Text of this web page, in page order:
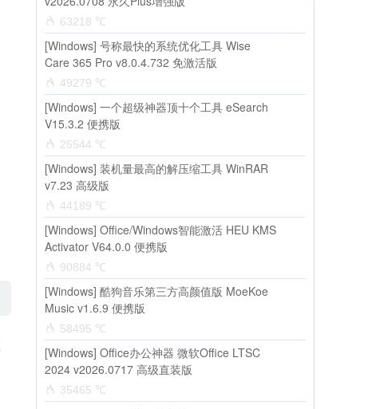
63218 ℃
[Windows] 号称最快的系统优化工具 Wise
Care 365 Pro v8.0.4.732 免激活版
49279 ℃
[Windows] 一个超级神器顶十个工具 eSearch
V15.3.2 便携版
25544 ℃
[Windows] 装机量最高的解压缩工具 WinRAR
v7.23 高级版
44189 ℃
[Windows] Office/Windows智能激活 HEU KMS
Activator V64.0.0 便携版
90884 ℃
[Windows] 酷狗音乐第三方高颜值版 MoeKoe
Music v1.6.9 便携版
58495 ℃
[Windows] Office办公神器 微软Office LTSC
2024 v2026.0717 高级直装版
35465 ℃